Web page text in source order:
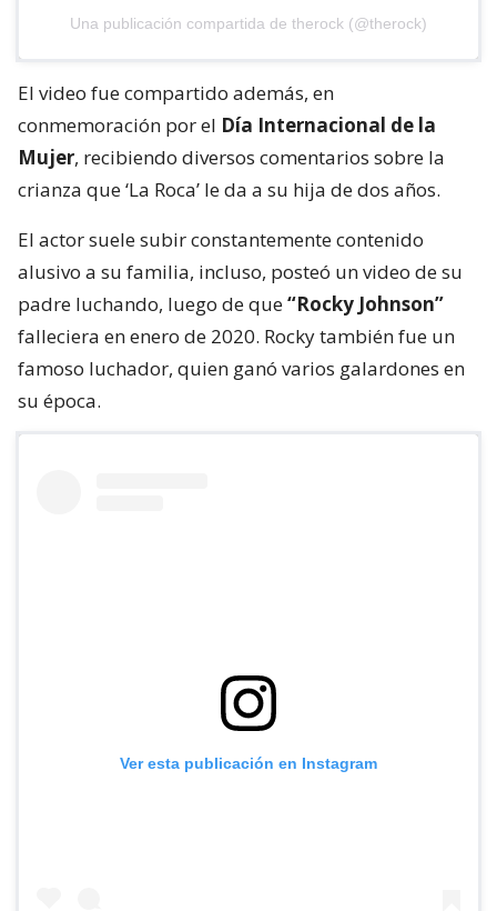
Una publicación compartida de therock (@therock)
El video fue compartido además, en
conmemoración por el Día Internacional de la
Mujer, recibiendo diversos comentarios sobre la
crianza que ‘La Roca’ le da a su hija de dos años.
El actor suele subir constantemente contenido
alusivo a su familia, incluso, posteó un video de su
padre luchando, luego de que“Rocky Johnson”
falleciera en enero de 2020. Rocky también fue un
famoso luchador, quien ganó varios galardones en
su época.
Ver esta publicación en Instagram